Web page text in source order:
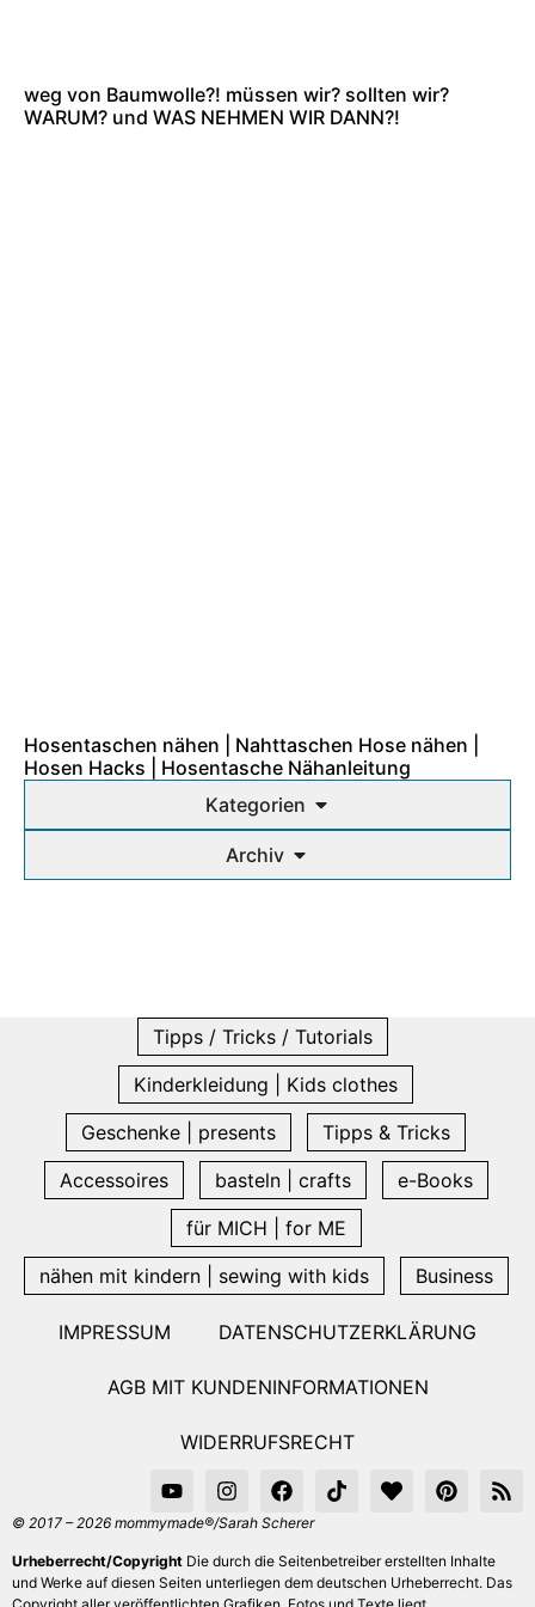
weg von Baumwolle?! müssen wir? sollten wir?
WARUM? und WAS NEHMEN WIR DANN?!
Hosentaschen nähen | Nahttaschen Hose nähen |
Hosen Hacks | Hosentasche Nähanleitung
Kategorien
Archiv
Tipps / Tricks / Tutorials
Kinderkleidung | Kids clothes
Geschenke | presents
Tipps & Tricks
Accessoires
basteln | crafts
e-Books
für MICH | for ME
nähen mit kindern | sewing with kids
Business
IMPRESSUM DATENSCHUTZERKLÄRUNG
AGB MIT KUNDENINFORMATIONEN
WIDERRUFSRECHT
© 2017 – 2026 mommymade®/Sarah Scherer
Urheberrecht/Copyright Die durch die Seitenbetreiber erstellten Inhalte
und Werke auf diesen Seiten unterliegen dem deutschen Urheberrecht. Das